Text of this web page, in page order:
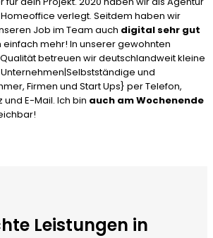
Homeoffice verlegt. Seitdem haben wir
Job im Team auch digital sehr gut
mehr! In unserer gewohnten
betreuen wir deutschlandweit kleine
und
Firmen und Start Ups} per Telefon,
E-Mail. Ich bin auch am Wochenende
Leistungen in